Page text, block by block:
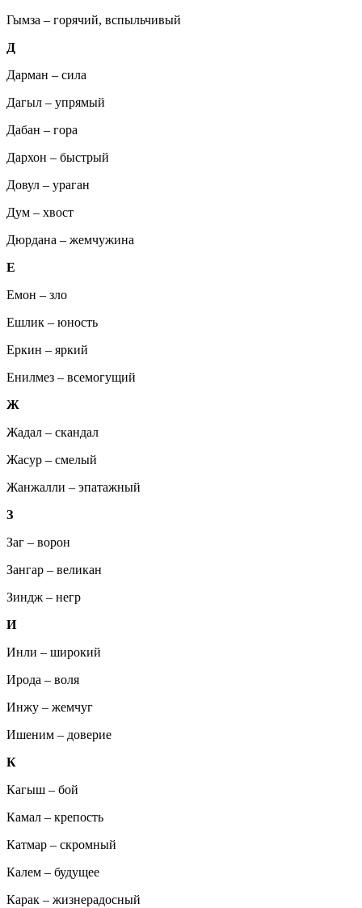
Гымза – горячий, вспыльчивый
Д
Дарман – сила
Дагыл – упрямый
Дабан – гора
Дархон – быстрый
Довул – ураган
Дум – хвост
Дюрдана – жемчужина
Е
Емон – зло
Ешлик – юность
Еркин – яркий
Енилмез – всемогущий
Ж
Жадал – скандал
Жасур – смелый
Жанжалли – эпатажный
З
Заг – ворон
Зангар – великан
Зиндж – негр
И
Инли – широкий
Ирода – воля
Инжу – жемчуг
Ишеним – доверие
К
Кагыш – бой
Камал – крепость
Катмар – скромный
Калем – будущее
Карак – жизнерадосный